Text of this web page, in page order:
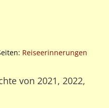
Reiseerinnerungen
von 2021, 2022,